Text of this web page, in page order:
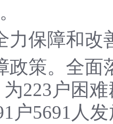
力保障和改
政策。全面
223户困
户5691人